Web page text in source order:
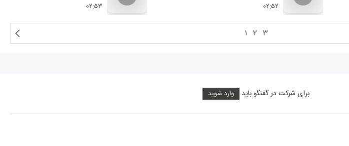
۰۲:۵۲ ۰۲:۵۳
۱ ۲ ۳
برای شرکت در گفتگو باید وارد شوید